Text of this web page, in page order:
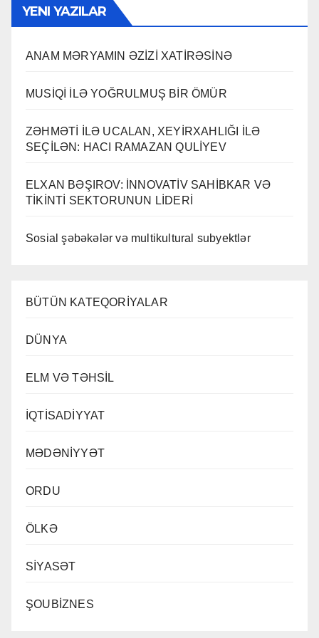
YENI YAZILAR
ANAM MƏRYAMIN ƏZİZİ XATİRƏSİNƏ
MUSİQİ İLƏ YOĞRULMUŞ BİR ÖMÜR
ZƏHMƏTİ İLƏ UCALAN, XEYİRXAHLIĞI İLƏ
SEÇİLƏN: HACI RAMAZAN QULİYEV
ELXAN BƏŞIROV: İNNOVATİV SAHİBKAR VƏ
TİKİNTİ SEKTORUNUN LİDERİ
Sosial şəbəkələr və multikultural subyektlər
BÜTÜN KATEQORİYALAR
DÜNYA
ELM VƏ TƏHSİL
İQTİSADİYYAT
MƏDƏNİYYƏT
ORDU
ÖLKƏ
SİYASƏT
ŞOUBİZNES